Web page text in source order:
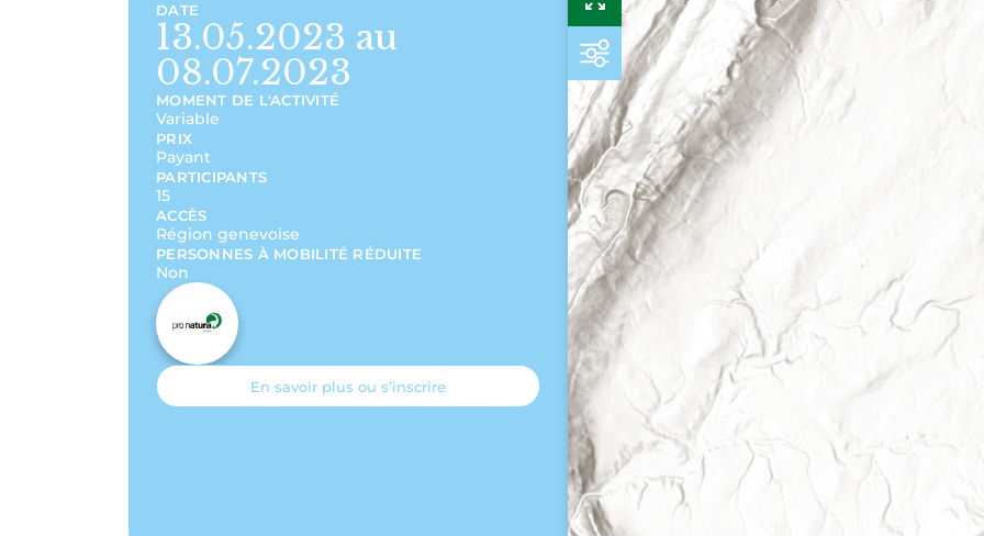
DATE
13.05.2023 au
08.07.2023
MOMENT DE L'ACTIVITÉ
Variable
PRIX
Payant
PARTICIPANTS
15
ACCÈS
Région genevoise
PERSONNES À MOBILITÉ RÉDUITE
Non
En savoir plus ou s’inscrire